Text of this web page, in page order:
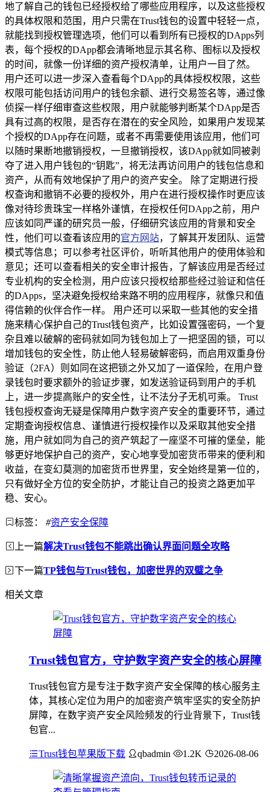
地了解自己的钱包已经授权给了哪些应用程序，以及这些授权
的具体权限和范围，用户只需在Trust钱包的设置中轻轻一点，
就能找到授权管理选项，他们可以看到所有已授权的DApps列
表，每个授权的DApp都会清晰地显示其名称、图标以及授权
的时间，就像一份详细的资产授权清单，让用户一目了然。
用户还可以进一步深入查看每个DApp的具体授权权限，这些
权限可能包括访问用户的钱包余额、进行交易签名等，通过像
侦探一样仔细审查这些权限，用户就能够判断某个DApp是否
具有过高的权限，是否存在潜在的安全风险，如果用户发现某
个授权的DApp存在问题，或者不再需要使用该应用，他们可
以随时果断地撤销授权，一旦撤销授权，该DApp就如同被剥
夺了进入用户钱包的“钥匙”，将无法再访问用户的钱包信息和
资产，从而有效地保护了用户的资产安全。 除了定期进行授
权查询和撤销不必要的授权外，用户在进行授权操作时更应该
像对待珍贵珠宝一样格外谨慎，在授权任何DApp之前，用户
应该如同严谨的研究员一般，仔细研究该应用的背景和安全
性，他们可以查看该应用的官方网站，了解其开发团队、运营
模式等信息；可以参考社区评价，听听其他用户的使用体验和
意见；还可以查看相关的安全审计报告，了解该应用是否经过
专业机构的安全检测，用户应该只授权给那些经过验证和信任
的DApps，坚决避免授权给来路不明的应用程序，就像只和值
得信赖的伙伴合作一样。 用户还可以采取一些其他的安全措
施来精心保护自己的Trust钱包资产，比如设置强密码，一个复
杂且难以破解的密码就如同为钱包加上了一把坚固的锁，可以
增加钱包的安全性，防止他人轻易破解密码，而启用双重身份
验证（2FA）则如同在这把锁之外又加了一道保险，在用户登
录钱包时要求额外的验证步骤，如发送验证码到用户的手机
上，进一步提高账户的安全性，让不法分子无机可乘。 Trust
钱包授权查询无疑是保障用户数字资产安全的重要环节，通过
定期查询授权信息、谨慎进行授权操作以及采取其他安全措
施，用户就如同为自己的资产筑起了一座坚不可摧的堡垒，能
够更好地保护自己的资产，安心地享受加密货币带来的便利和
收益，在变幻莫测的加密货币世界里，安全始终是第一位的，
只有做好全方位的安全防护，才能让自己的投资之路更加平
稳、安心。
标签： #资产安全保障
上一篇解决Trust钱包不能跳出确认界面问题全攻略
下一篇TP钱包与Trust钱包，加密世界的双璧之争
相关文章
Trust钱包官方，守护数字资产安全的核心屏障
Trust钱包官方是专注于数字资产安全保障的核心服务主
体，其核心定位为用户的加密资产筑牢坚实的安全防护
屏障，在数字资产安全风险频发的行业背景下，Trust钱
包官...
Trust钱包苹果版下载 qbadmin 1.2K 2026-08-06